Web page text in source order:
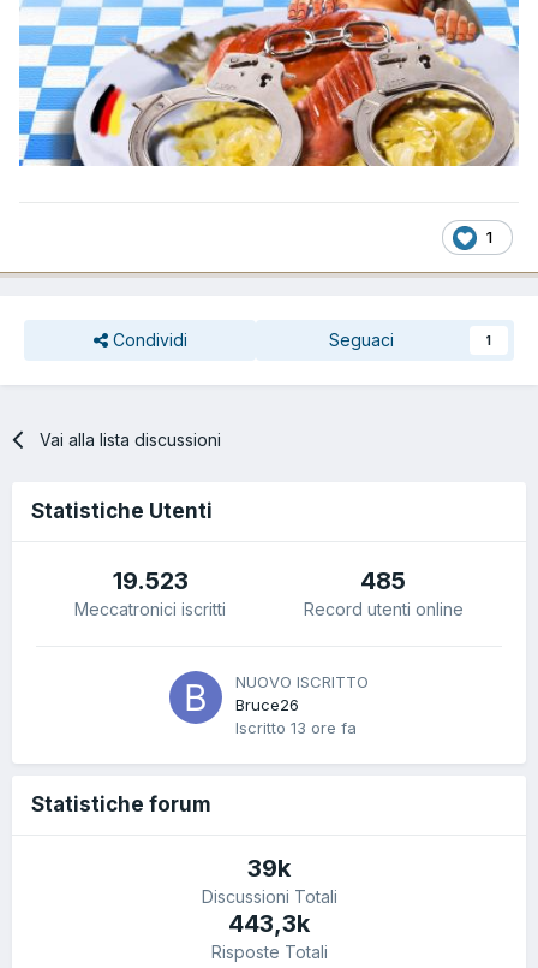
1
Condividi Seguaci 1
Vai alla lista discussioni
Statistiche Utenti
19.523
Meccatronici iscritti
485
Record utenti online
NUOVO ISCRITTO
Bruce26
Iscritto 13 ore fa
Statistiche forum
39k
Discussioni Totali
443,3k
Risposte Totali